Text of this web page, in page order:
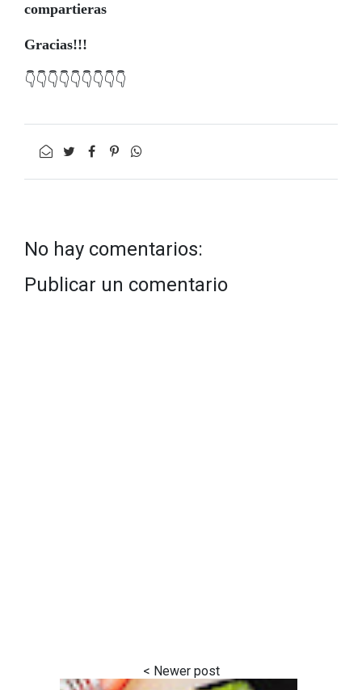
compartieras
Gracias!!!
👇👇👇👇👇👇👇👇👇
No hay comentarios:
Publicar un comentario